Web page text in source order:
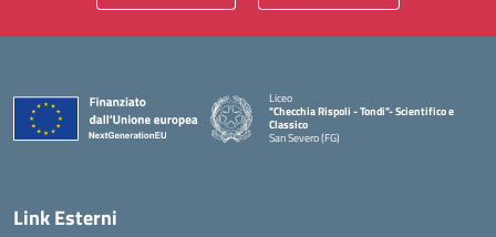
Liceo
"Checchia Rispoli - Tondi"- Scientifico e
Classico
San Severo (FG)
Link Esterni